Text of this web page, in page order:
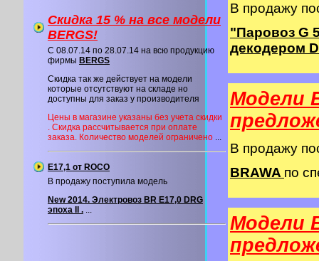
Скидка 15 % на все модели
BERGS!
C 08.07.14 по 28.07.14 на всю продукцию
фирмы BERGS
Скидка так же действует на модели
которые отсутствуют на складе но
доступны для заказ у производителя
Цены в магазине указаны без учета скидки
. Скидка рассчитывается при оплате
заказа. Количество моделей ограничено ...
Е17,1 от ROCO
В продажу поступила модель
New 2014. Электровоз BR E17,0 DRG
эпоха II . ...
В продажу
"Паровоз G
декодером
Модели
В продажу
BRAWA по
Модели